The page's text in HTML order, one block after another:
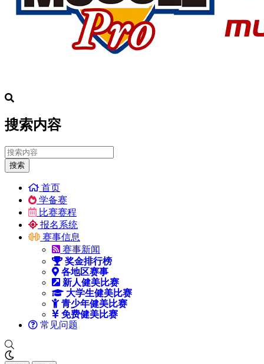
搜索内容
搜索
首页
学备赛
比赛赛程
报名系统
赛事信息
赛事新闻
奖金排行榜
各地区赛事
新人健美比赛
大学生健美比赛
青少年健美比赛
免费健美比赛
常见问题